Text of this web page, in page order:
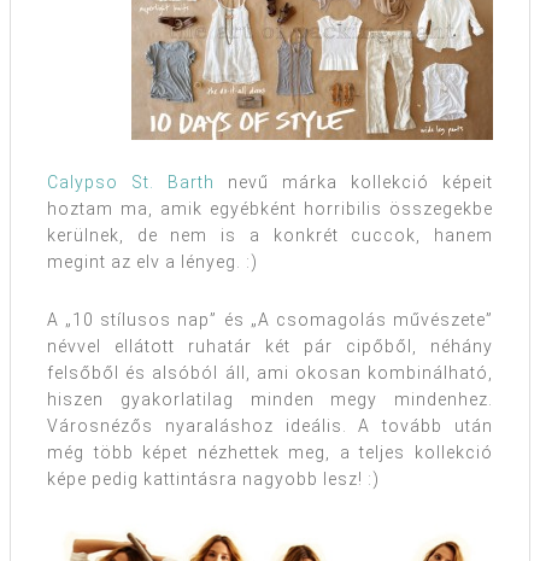
Calypso St. Barth
nevű márka kollekció képeit
hoztam ma, amik egyébként horribilis összegekbe
kerülnek, de nem is a konkrét cuccok, hanem
megint az elv a lényeg. :)
A „10 stílusos nap” és „A csomagolás művészete”
névvel ellátott ruhatár két pár cipőből, néhány
felsőből és alsóból áll, ami okosan kombinálható,
hiszen gyakorlatilag minden megy mindenhez.
Városnézős nyaraláshoz ideális. A tovább után
még több képet nézhettek meg, a teljes kollekció
képe pedig kattintásra nagyobb lesz! :)